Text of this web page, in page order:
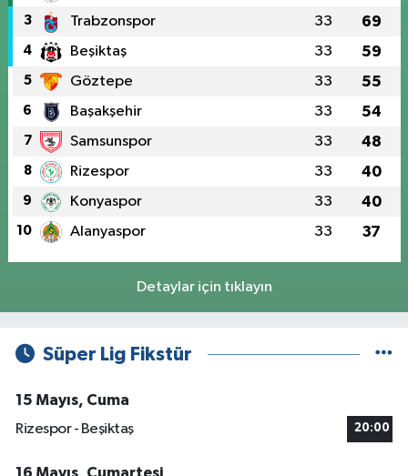
3 Trabzonspor 33 69
4 Beşiktaş 33 59
5 Göztepe 33 55
6 Başakşehir 33 54
7 Samsunspor 33 48
8 Rizespor 33 40
9 Konyaspor 33 40
10 Alanyaspor 33 37
Detaylar için tıklayın
Süper Lig Fikstür
15 Mayıs, Cuma
Rizespor - Beşiktaş
20:00
16 Mayıs, Cumartesi